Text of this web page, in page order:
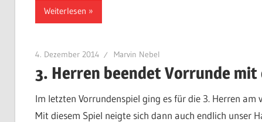
Weiterlesen
4. Dezember 2014 Marvin Nebel
3. Herren beendet Vorrunde mit
Im letzten Vorrundenspiel ging es für die 3. Herren
Mit diesem Spiel neigte sich dann auch endlich unser